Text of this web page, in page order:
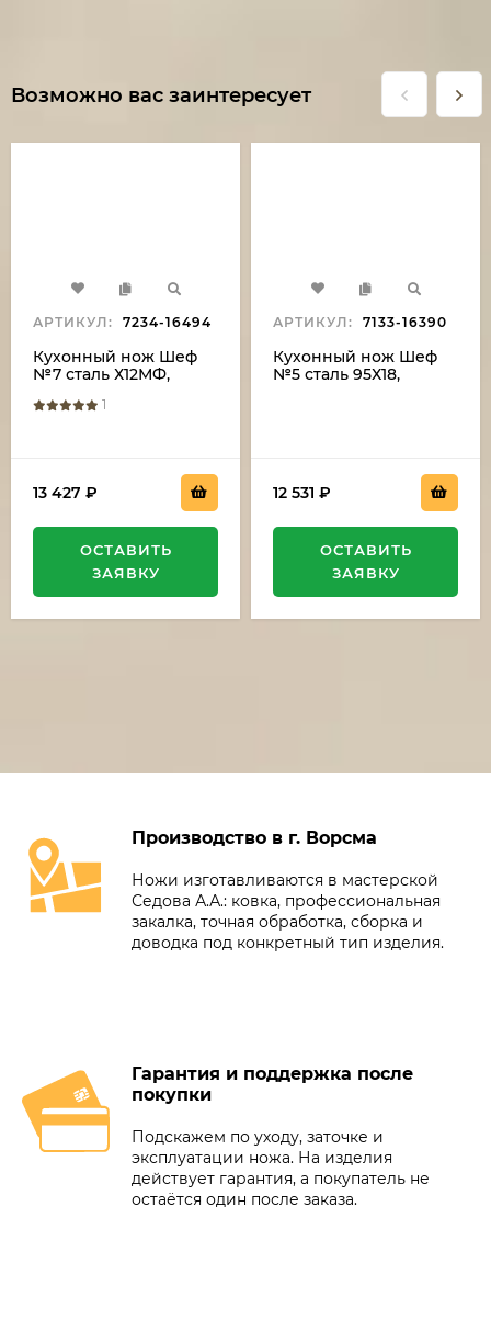
Возможно вас заинтересует
АРТИКУЛ: 7234-16494
Кухонный нож Шеф
№7 сталь Х12МФ,
зеленый1
13 427 ₽
ОСТАВИТЬ
ЗАЯВКУ
АРТИКУЛ: 7133-16390
Кухонный нож Шеф
№5 сталь 95Х18,
12 531 ₽
ОСТАВИТЬ
ЗАЯВКУ
Производство в г. Ворсма
Ножи изготавливаются в мастерской
Седова А.А.: ковка, профессиональная
закалка, точная обработка, сборка и
доводка под конкретный тип изделия.
Гарантия и поддержка после
покупки
Подскажем по уходу, заточке и
эксплуатации ножа. На изделия
действует гарантия, а покупатель не
остаётся один после заказа.